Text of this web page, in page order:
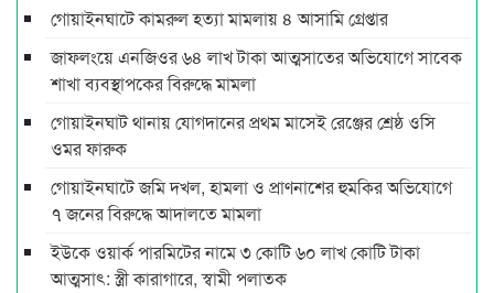
গোয়াইনঘাটে কামরুল হত্যা মামলায় ৪ আসামি গ্রেপ্তার
জাফলংয়ে এনজিওর ৬৪ লাখ টাকা আত্মসাতের অভিযোগে সাবেক
শাখা ব্যবস্থাপকের বিরুদ্ধে মামলা
গোয়াইনঘাট থানায় যোগদানের প্রথম মাসেই রেঞ্জের শ্রেষ্ঠ ওসি
ওমর ফারুক
গোয়াইনঘাটে জমি দখল, হামলা ও প্রাণনাশের হুমকির অভিযোগে
৭ জনের বিরুদ্ধে আদালতে মামলা
ইউকে ওয়ার্ক পারমিটের নামে ৩ কোটি ৬০ লাখ কোটি টাকা
আত্মসাৎ: স্ত্রী কারাগারে, স্বামী পলাতক